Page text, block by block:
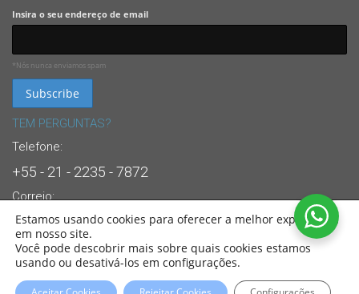
Insira o seu endereço de email
*Nós nunca enviamos spam
TEM PERGUNTAS?
Telefone:
+55 - 21 - 2235 - 7872
Correio:
info@brasandes.com
24/7 Suporte Dedicado ao Cliente
© 2022Sul America Viagens . All Rights Reserved. Partners of:BRASANDES Brasil
Estamos usando cookies para oferecer a melhor experiência
em nosso site.
Você pode descobrir mais sobre quais cookies estamos
usando ou desativá-los em configurações.